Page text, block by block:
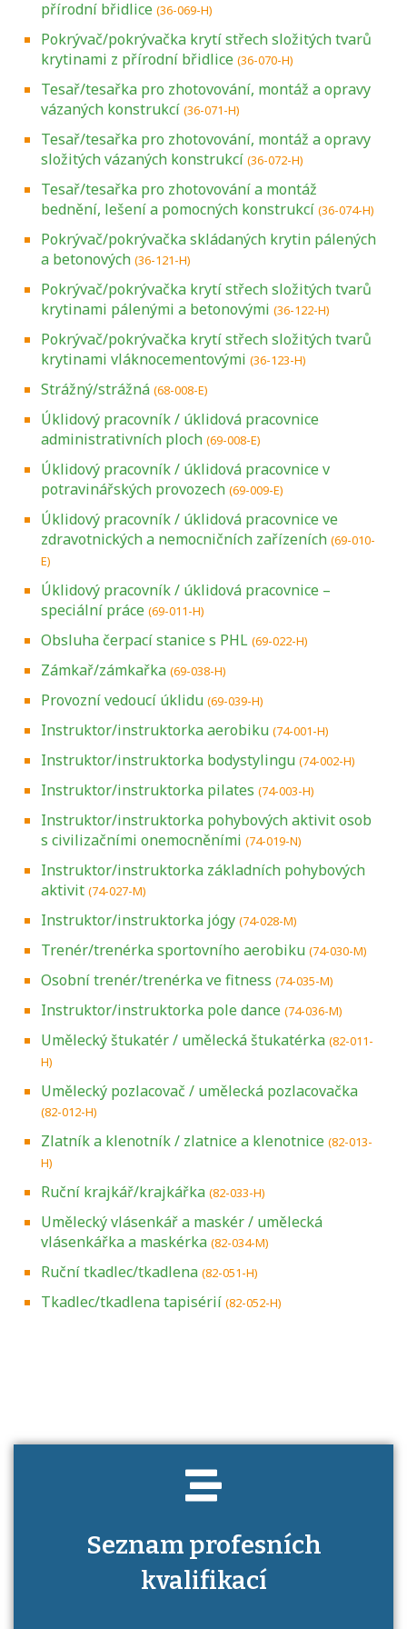
přírodní břidlice (36-069-H)
Pokrývač/pokrývačka krytí střech složitých tvarů
krytinami z přírodní břidlice (36-070-H)
Tesař/tesařka pro zhotovování, montáž a opravy
vázaných konstrukcí (36-071-H)
Tesař/tesařka pro zhotovování, montáž a opravy
složitých vázaných konstrukcí (36-072-H)
Tesař/tesařka pro zhotovování a montáž
bednění, lešení a pomocných konstrukcí (36-074-H)
Pokrývač/pokrývačka skládaných krytin pálených
a betonových (36-121-H)
Pokrývač/pokrývačka krytí střech složitých tvarů
krytinami pálenými a betonovými (36-122-H)
Pokrývač/pokrývačka krytí střech složitých tvarů
krytinami vláknocementovými (36-123-H)
Strážný/strážná (68-008-E)
Úklidový pracovník / úklidová pracovnice
administrativních ploch (69-008-E)
Úklidový pracovník / úklidová pracovnice v
potravinářských provozech (69-009-E)
Úklidový pracovník / úklidová pracovnice ve
zdravotnických a nemocničních zařízeních (69-010-
E)
Úklidový pracovník / úklidová pracovnice –
speciální práce (69-011-H)
Obsluha čerpací stanice s PHL (69-022-H)
Zámkař/zámkařka (69-038-H)
Provozní vedoucí úklidu (69-039-H)
Instruktor/instruktorka aerobiku (74-001-H)
Instruktor/instruktorka bodystylingu (74-002-H)
Instruktor/instruktorka pilates (74-003-H)
Instruktor/instruktorka pohybových aktivit osob
s civilizačními onemocněními (74-019-N)
Instruktor/instruktorka základních pohybových
aktivit (74-027-M)
Instruktor/instruktorka jógy (74-028-M)
Trenér/trenérka sportovního aerobiku (74-030-M)
Osobní trenér/trenérka ve fitness (74-035-M)
Instruktor/instruktorka pole dance (74-036-M)
Umělecký štukatér / umělecká štukatérka (82-011-
H)
Umělecký pozlacovač / umělecká pozlacovačka
(82-012-H)
Zlatník a klenotník / zlatnice a klenotnice (82-013-
H)
Ruční krajkář/krajkářka (82-033-H)
Umělecký vlásenkář a maskér / umělecká
vlásenkářka a maskérka (82-034-M)
Ruční tkadlec/tkadlena (82-051-H)
Tkadlec/tkadlena tapisérií (82-052-H)
Seznam profesních
kvalifikací
Projděte si seznam profesních kvalifikací.